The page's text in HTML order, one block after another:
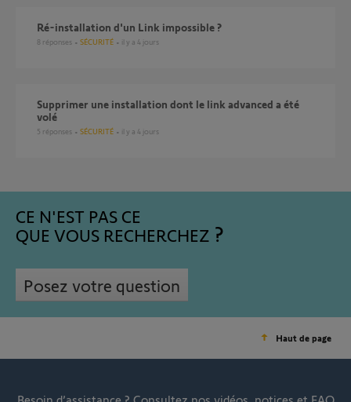
ré-installation d'un Link impossible ?
8 réponses SÉCURITÉ il y a 4 jours
supprimer une installation dont le link advanced a été
volé
5 réponses SÉCURITÉ il y a 4 jours
CE N'EST PAS CE
QUE VOUS RECHERCHEZ
Posez votre question
Haut de page